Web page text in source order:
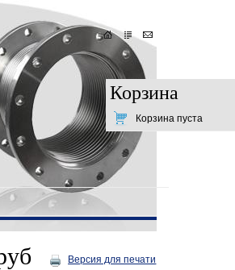
Корзина
Корзина пуста
Версия для печати